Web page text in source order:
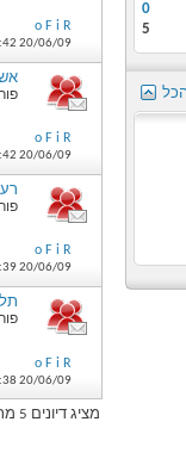
o F i R
20/06/09
o F i R
20/06/09
o F i R
20/06/09
o F i R
20/06/09
מציג דיונים 5 מתוך 5
0
5